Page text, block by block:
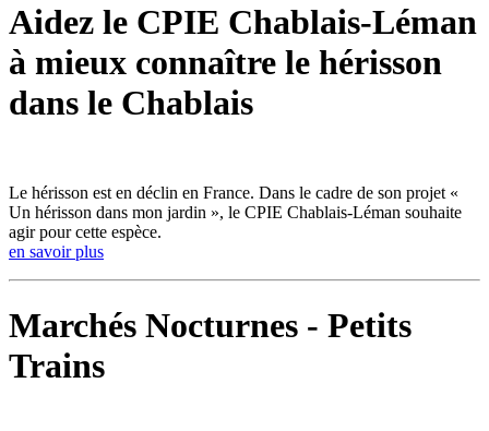
Aidez le CPIE Chablais-Léman
à mieux connaître le hérisson
dans le Chablais
Le hérisson est en déclin en France. Dans le cadre de son projet «
Un hérisson dans mon jardin », le CPIE Chablais-Léman souhaite
agir pour cette espèce.
en savoir plus
Marchés Nocturnes - Petits
Trains